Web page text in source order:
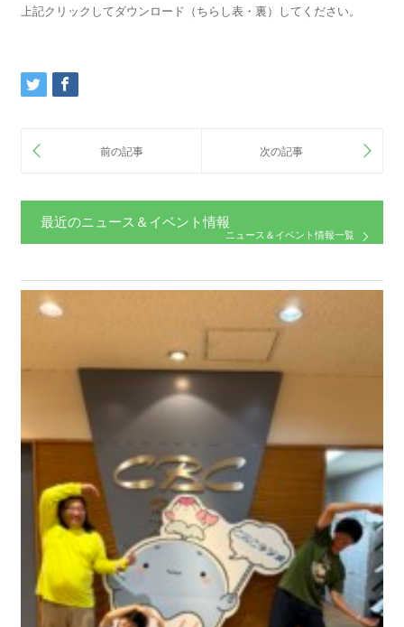
上記クリックしてダウンロード（ちらし表・裏）してください。
最近のニュース＆イベント情報
ニュース＆イベント情報一覧